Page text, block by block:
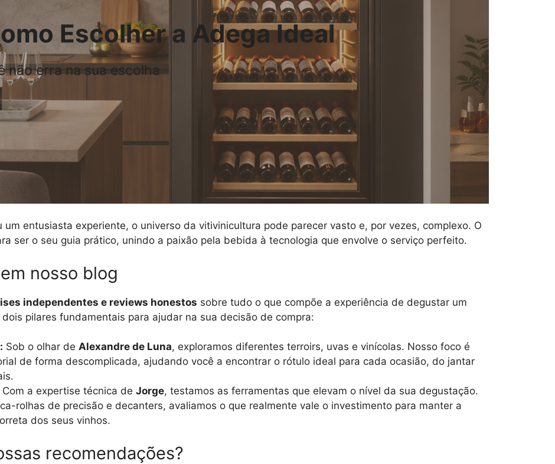
Escolher a Adega Ideal
não erra na sua escolha
um entusiasta experiente, o universo da vitivinicultura pode parecer vasto e, por vezes, complexo. O
ser o seu guia prático, unindo a paixão pela bebida à tecnologia que envolve o serviço perfeito.
nosso blog
independentes e reviews honestos sobre tudo o que compõe a experiência de degustar um
pilares fundamentais para ajudar na sua decisão de compra:
Sob o olhar de Alexandre de Luna, exploramos diferentes terroirs, uvas e vinícolas. Nosso foco é
de forma descomplicada, ajudando você a encontrar o rótulo ideal para cada ocasião, do jantar
Com a expertise técnica de Jorge, testamos as ferramentas que elevam o nível da sua degustação.
rolhas de precisão e decanters, avaliamos o que realmente vale o investimento para manter a
dos seus vinhos.
recomendações?